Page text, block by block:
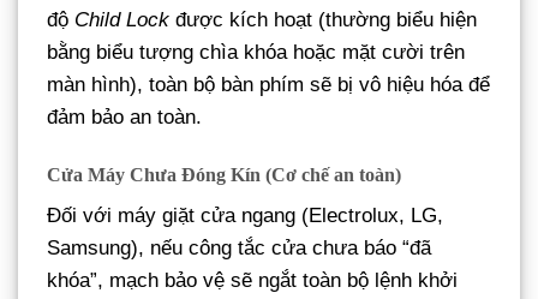
độ Child Lock được kích hoạt (thường biểu hiện
bằng biểu tượng chìa khóa hoặc mặt cười trên
màn hình), toàn bộ bàn phím sẽ bị vô hiệu hóa để
đảm bảo an toàn.
Cửa Máy Chưa Đóng Kín (Cơ chế an toàn)
Đối với máy giặt cửa ngang (Electrolux, LG,
Samsung), nếu công tắc cửa chưa báo “đã
khóa”, mạch bảo vệ sẽ ngắt toàn bộ lệnh khởi